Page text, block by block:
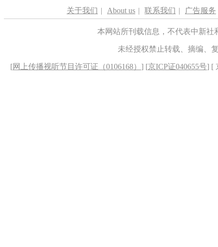
关于我们 | About us | 联系我们 | 广告服务
本网站所刊载信息，不代表中新
未经授权禁止转载、摘编、
[网上传播视听节目许可证（0106168） ] [京ICP证040655号] [